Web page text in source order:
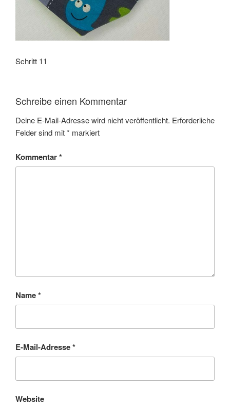
Schritt 11
Schreibe einen Kommentar
Deine E-Mail-Adresse wird nicht veröffentlicht. Erforderliche
Felder sind mit* markiert
Kommentar*
Name*
E-Mail-Adresse*
Website